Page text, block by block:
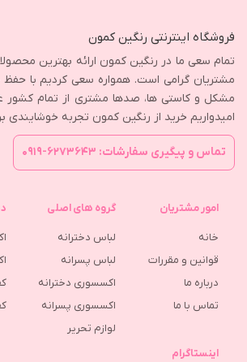
فروشگاه اینترنتی رنگین کمون
تمام سعی ما در رنگین کمون ارائه بهترین
مشتریان گرامی است. همواره سعی کردیم با
مشکل و کاستی ها، صدها مشتری از تمام کشور
امیدواریم خرید از رنگین کمون تجربه خوشایندی
تماس و پیگیری سفارشات: ۶۲۷۳۶۴۳-۰۹۱۹
امور مشتریان
خانه
قوانین و مقررات
درباره ما
تماس با ما
گروه های اصلی
لباس دخترانه
لباس پسرانه
اکسسوری دخترانه
اکسسوری پسرانه
لوازم تحریر
اینستاگرام